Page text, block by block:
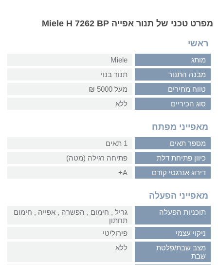
מפרט טכני של תנור אפייה Miele H 7262 BP
ראשי
מותג
Miele
מבנה התנור
תנור בנוי
טווח מחירים
מעל 5000 ₪
סוג הכיריים
ללא
מאפייני מפתח
מספר תאים
1 תאים
כיוון פתיחת דלת
פתיחה רגילה (מטה)
דירוג אנרגטי קודם
A+
מאפייני הפעלה
תוכניות הפעלה
גריל‏ , ‏חימום‏ , ‏הפשרה‏ , ‏אפייה‏ , ‏חימום
תחתון
ניקוי עצמי
פירוליטי
מצב שבת/פלטת
שבת
ללא